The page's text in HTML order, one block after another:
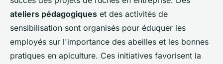
ateliers pédagogiques et des activités de
sensibilisation sont organisés pour éduquer les
employés sur l'importance des abeilles et les bonnes
pratiques en apiculture. Ces initiatives favorisent la